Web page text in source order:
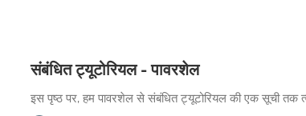
संबंधित ट्यूटोरियल - पावरशेल
इस पृष्ठ पर, हम पावरशेल से संबंधित ट्यूटोरियल की एक सूची तक